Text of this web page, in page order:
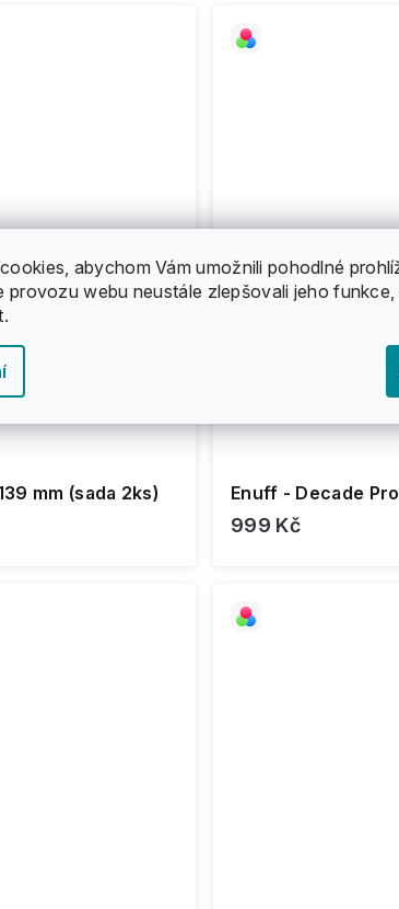
abychom Vám umožnili pohodlné
provozu webu neustále zlepšovali jeho
mm (sada 2ks) Enuff - Decade
999 Kč